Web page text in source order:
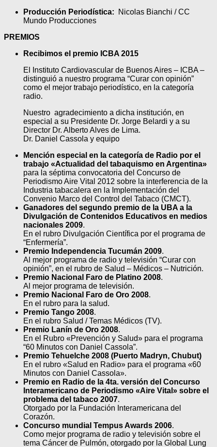
Producción Periodística: Nicolas Bianchi / CC
Mundo Producciones
PREMIOS
Recibimos el premio ICBA 2015
El Instituto Cardiovascular de Buenos Aires – ICBA –
distinguió a nuestro programa “Curar con opinión”
como el mejor trabajo periodístico, en la categoría
radio.
Nuestro agradecimiento a dicha institución, en
especial a su Presidente Dr. Jorge Belardi y a su
Director Dr. Alberto Alves de Lima.
Dr. Daniel Cassola y equipo
Mención especial en la categoría de Radio por el
trabajo «Actualidad del tabaquismo en Argentina»
para la séptima convocatoria del Concurso de
Periodismo Aire Vital 2012 sobre la interferencia de la
Industria tabacalera en la Implementación del
Convenio Marco del Control del Tabaco (CMCT).
Ganadores del segundo premio de la UBA a la
Divulgación de Contenidos Educativos en medios
nacionales 2009.
En el rubro Divulgación Científica por el programa de
“Enfermería”.
Premio Independencia Tucumán 2009.
Al mejor programa de radio y televisión “Curar con
opinión”, en el rubro de Salud – Médicos – Nutrición.
Premio Nacional Faro de Platino 2008.
Al mejor programa de televisión.
Premio Nacional Faro de Oro 2008.
En el rubro para la salud.
Premio Tango 2008.
En el rubro Salud / Temas Médicos (TV).
Premio Lanín de Oro 2008.
En el Rubro «Prevención y Salud» para el programa
“60 Minutos con Daniel Cassola”.
Premio Tehuelche 2008 (Puerto Madryn, Chubut)
En el rubro «Salud en Radio» para el programa «60
Minutos con Daniel Cassola».
Premio en Radio de la 4ta. versión del Concurso
Interamericano de Periodismo «Aire Vital» sobre el
problema del tabaco 2007.
Otorgado por la Fundación Interamericana del
Corazón.
Concurso mundial Tempus Awards 2006.
Como mejor programa de radio y televisión sobre el
tema Cáncer de Pulmón, otorgado por la Global Lung